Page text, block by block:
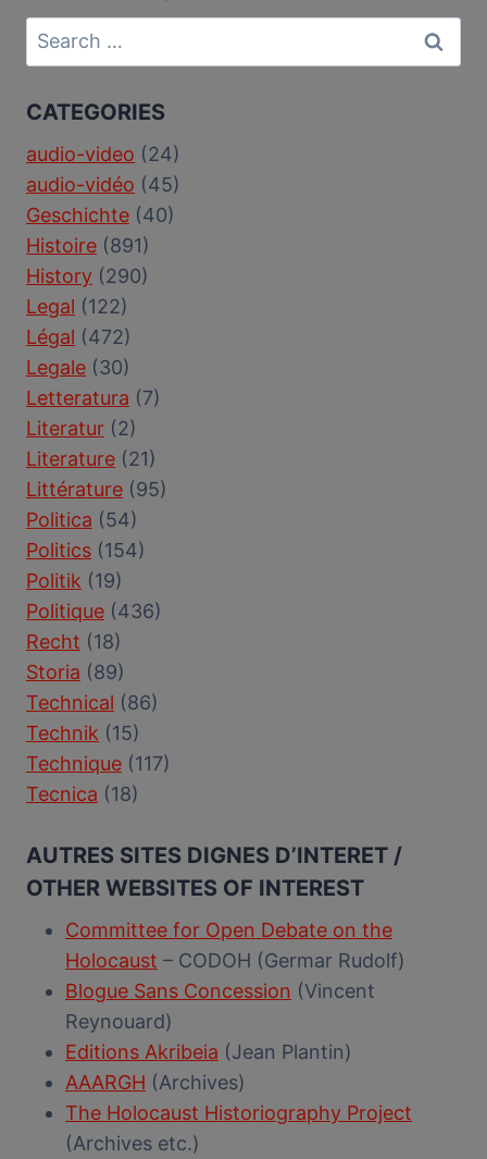
Search
for:
CATEGORIES
audio-video (24)
audio-vidéo (45)
Geschichte (40)
Histoire (891)
History (290)
Legal (122)
Légal (472)
Legale (30)
Letteratura (7)
Literatur (2)
Literature (21)
Littérature (95)
Politica (54)
Politics (154)
Politik (19)
Politique (436)
Recht (18)
Storia (89)
Technical (86)
Technik (15)
Technique (117)
Tecnica (18)
AUTRES SITES DIGNES D’INTERET /
OTHER WEBSITES OF INTEREST
Committee for Open Debate on the
Holocaust – CODOH (Germar Rudolf)
Blogue Sans Concession (Vincent
Reynouard)
Editions Akribeia (Jean Plantin)
AAARGH (Archives)
The Holocaust Historiography Project
(Archives etc.)